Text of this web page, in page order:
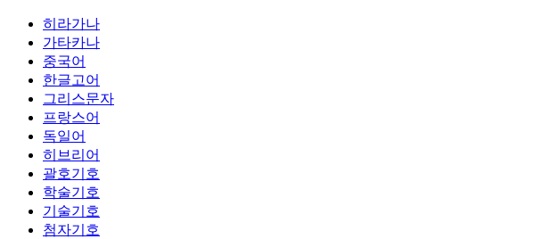
히라가나
가타카나
중국어
한글고어
그리스문자
프랑스어
독일어
히브리어
괄호기호
학술기호
기술기호
첨자기호